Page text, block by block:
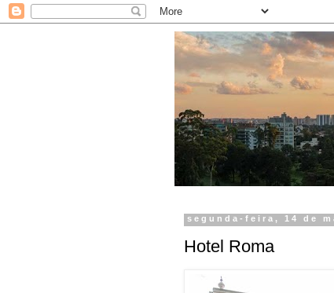
segunda-feira, 14 de
Hotel Roma